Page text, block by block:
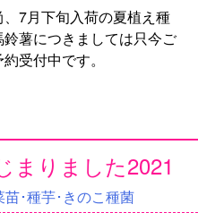
、7月下旬入荷の夏植え種
鈴薯につきましては只今ご
受付中です。
まりました2021
苗･種芋･きのこ種菌